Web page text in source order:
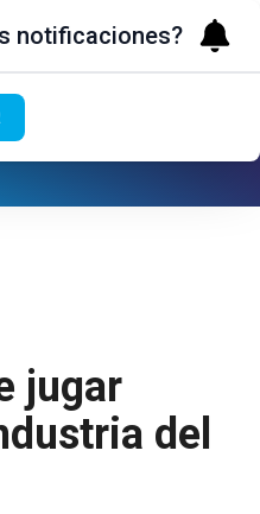
jugar
del
notificaciones?